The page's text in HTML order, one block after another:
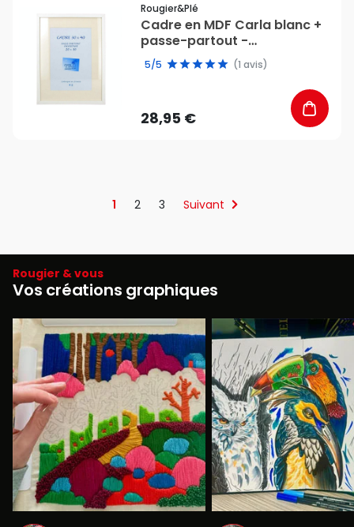
Rougier&plé
Cadre en MDF Carla blanc +
passe-partout -
Rougier&Plé
5/5 (1 avis)
28,95 €
1 2 3 Suivant
Rougier & vous
Vos créations graphiques